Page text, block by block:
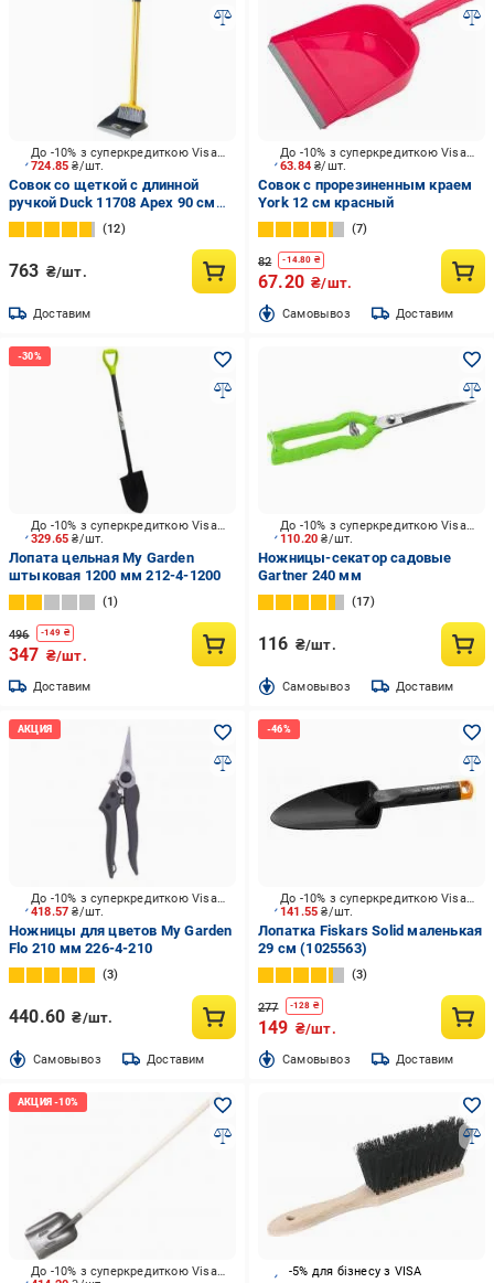
724.85₴/шт.
До -10% з суперкредиткою Visa Вигода
Совок со щеткой с длинной
ручкой Duck 11708 Apex 90 см
желтый
12
763 ₴/шт.
Доставим
63.84₴/шт.
До -10% з суперкредиткою Visa Вигода
Совок с прорезиненным краем
York 12 см красный
7
82 -14.80 ₴
67.20 ₴/шт.
Cамовывоз Доставим
329.65₴/шт.
До -10% з суперкредиткою Visa Вигода
Лопата цельная My Garden
штыковая 1200 мм 212-4-1200
1
496 -149 ₴
347 ₴/шт.
Доставим
110.20₴/шт.
До -10% з суперкредиткою Visa Вигода
Ножницы-секатор садовые
Gartner 240 мм
17
116 ₴/шт.
Cамовывоз Доставим
418.57₴/шт.
До -10% з суперкредиткою Visa Вигода
Ножницы для цветов My Garden
Flo 210 мм 226-4-210
3
440.60 ₴/шт.
Cамовывоз Доставим
141.55₴/шт.
До -10% з суперкредиткою Visa Вигода
Лопатка Fiskars Solid маленькая
29 см (1025563)
3
277 -128 ₴
149 ₴/шт.
Cамовывоз Доставим
До -10% з суперкредиткою Visa Вигода -5% для бізнесу з VISA